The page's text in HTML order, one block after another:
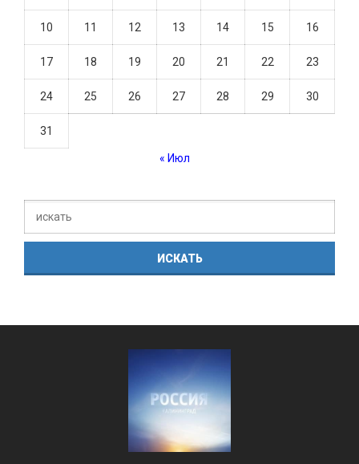
10 11 12 13 14 15 16
17 18 19 20 21 22 23
24 25 26 27 28 29 30
31
« Июл